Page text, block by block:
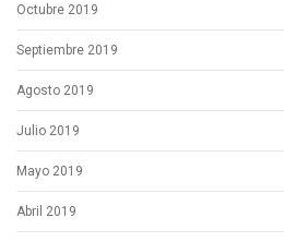
Octubre 2019
Septiembre 2019
Agosto 2019
Julio 2019
Mayo 2019
Abril 2019